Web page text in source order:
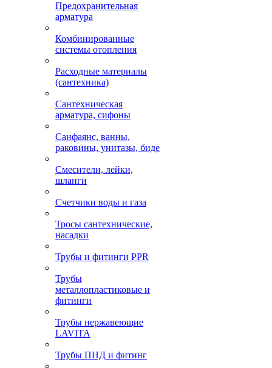
Предохранительная
арматура
Комбинированные
системы отопления
Расходные материалы
(сантехника)
Сантехническая
арматура, сифоны
Санфаянс, ванны,
раковины, унитазы, биде
Смесители, лейки,
шланги
Счетчики воды и газа
Тросы сантехнические,
насадки
Трубы и фитинги PPR
Трубы
металлопластиковые и
фитинги
Трубы нержавеющие
LAVITA
Трубы ПНД и фитинг